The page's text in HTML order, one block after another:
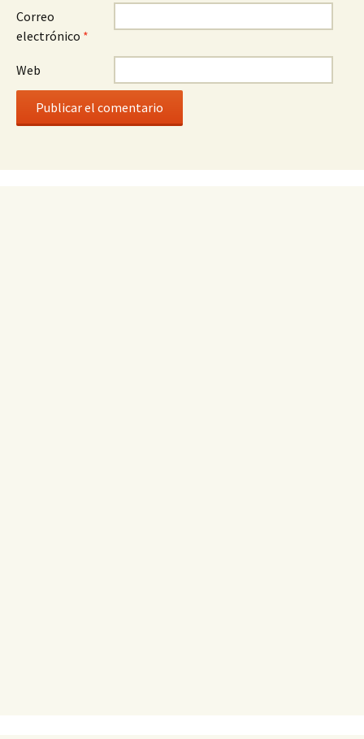
Correo
electrónico *
Web